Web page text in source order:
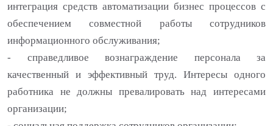
интеграция средств автоматизации бизнес процессов с
обеспечением совместной работы сотрудников
информационного обслуживания;
- справедливое вознаграждение персонала за
качественный и эффективный труд. Интересы одного
работника не должны превалировать над интересами
организации;